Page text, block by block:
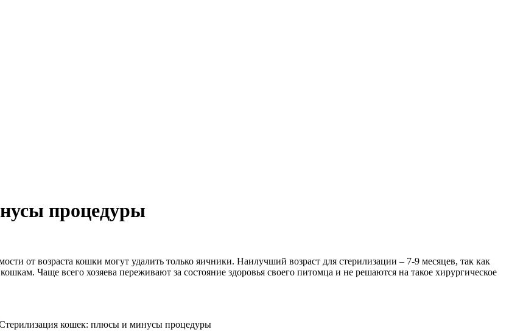
процедуры
от возраста кошки могут удалить только яичники. Наилучший возраст для стерилизации – 7-9 месяцев, так как
Чаще всего хозяева переживают за состояние здоровья своего питомца и не решаются на такое хирургическое